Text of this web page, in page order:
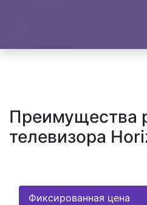
Преимущества
телевизора
Фиксированная цена